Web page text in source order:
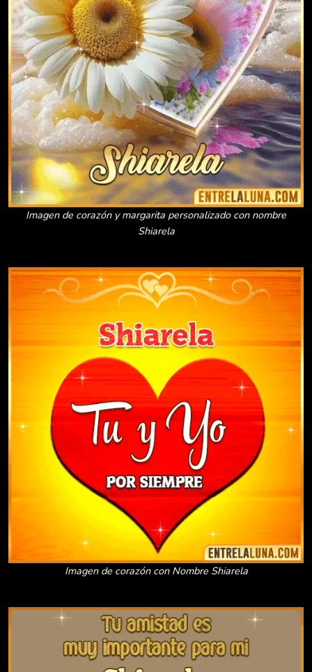
Imagen de corazón y margarita personalizado con nombre
Shiarela
Imagen de corazón con Nombre Shiarela